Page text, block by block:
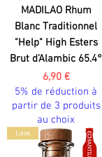
MADILAO Rhum
Blanc Traditionnel
"Help" High Esters
Brut d'Alambic 65.4°
Prix
6,90 €
5% de réduction à
partir de 3 produits
au choix
Laos